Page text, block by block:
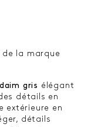
de la marque
daim gris élégant
détails en
extérieure en
détails